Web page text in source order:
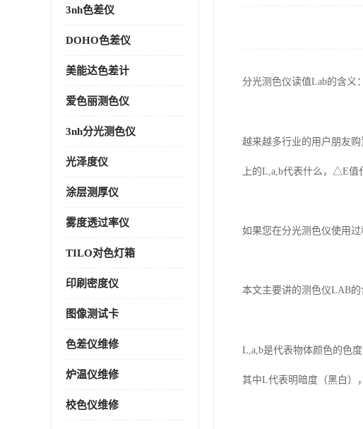
3nh色差仪
DOHO色差仪
美能达色差计
爱色丽测色仪
3nh分光测色仪
光泽度仪
涂层测厚仪
雾度透过率仪
TILO对色灯箱
印刷密度仪
图像测试卡
色差仪维修
炉温仪维修
校色仪维修
分光测色仪读值Lab的含义：
越来越多行业的用户朋友
上的L,a,b代表什么 ， △E值
如果您在分光测色仪使用
本文主要讲的测色仪LAB的
L,a,b是代表物体颜色的色
其中L代表明暗度（黑白） ，